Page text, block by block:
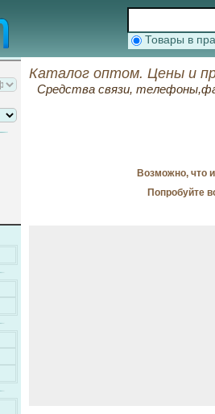
Товары в
Каталог оптом. Цены и
Средства связи,
Возможно, что
Попробуйте